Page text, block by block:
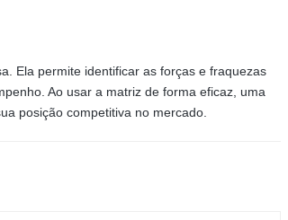
Ela permite identificar as forças e fraquezas
Ao usar a matriz de forma eficaz, uma
posição competitiva no mercado.